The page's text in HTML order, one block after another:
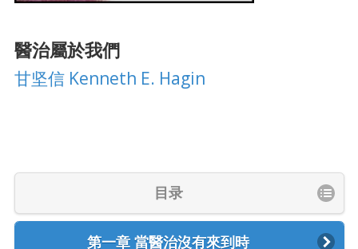
醫治屬於我們
甘坚信 Kenneth E. Hagin
目录
第一章 當醫治沒有來到時